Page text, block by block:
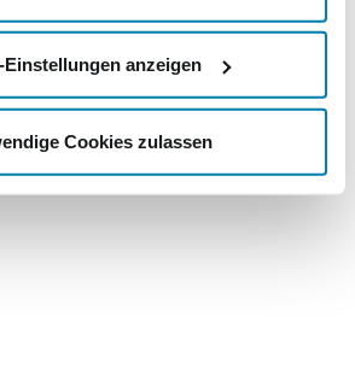
Einstellungen anzeigen
Cookies zulassen